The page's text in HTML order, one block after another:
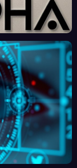
Redé
finiss
ent
l’Effi
cacit
é de
l’IA